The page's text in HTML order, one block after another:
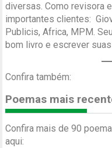
diversas. Como revisora
importantes clientes:
Publicis, Africa, MPM.
bom livro e escrever
Confira também:
Poemas mais
Confira mais de 90
aqui: